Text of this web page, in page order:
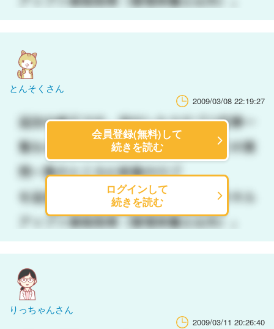
とんそくさん
2009/03/08 22:19:27
会員登録(無料)して
続きを読む
ログインして
続きを読む
りっちゃんさん
2009/03/11 20:26:40